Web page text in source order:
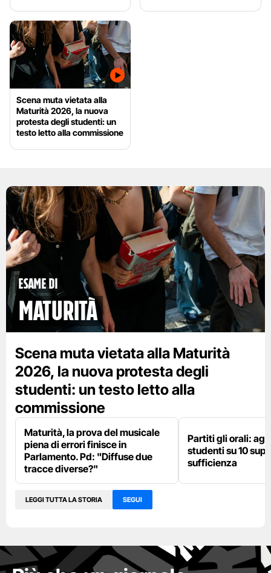
Scena muta vietata alla
Maturità 2026, la nuova
protesta degli studenti: un
testo letto alla commissione
esame di
maturità
Scena muta vietata alla Maturità
2026, la nuova protesta degli
studenti: un testo letto alla
commissione
Maturità, la prova del musicale
piena di errori finisce in
Parlamento. Pd: "Diffuse due
tracce diverse?"
Partiti gli orali:
studenti su 10
sufficienza
LEGGI TUTTA LA STORIA SEGUI